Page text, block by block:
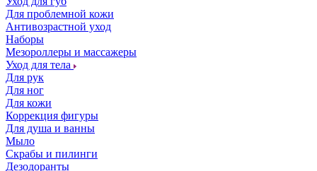
Для проблемной кожи
Антивозрастной уход
Наборы
Мезороллеры и массажеры
Уход для тела
Для рук
Для ног
Для кожи
Коррекция фигуры
Для душа и ванны
Мыло
Скрабы и пилинги
Дезодоранты